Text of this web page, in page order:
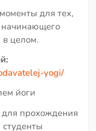
для тех,
начинающего
в целом.
yogi/
йоги
прохождения
студенты